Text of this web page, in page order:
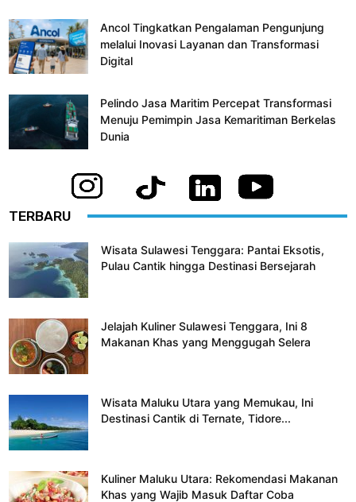
Ancol Tingkatkan Pengalaman Pengunjung
melalui Inovasi Layanan dan Transformasi
Digital
Pelindo Jasa Maritim Percepat Transformasi
Menuju Pemimpin Jasa Kemaritiman Berkelas
Dunia
TERBARU
Wisata Sulawesi Tenggara: Pantai Eksotis,
Pulau Cantik hingga Destinasi Bersejarah
Jelajah Kuliner Sulawesi Tenggara, Ini 8
Makanan Khas yang Menggugah Selera
Wisata Maluku Utara yang Memukau, Ini
Destinasi Cantik di Ternate, Tidore...
Kuliner Maluku Utara: Rekomendasi Makanan
Khas yang Wajib Masuk Daftar Coba